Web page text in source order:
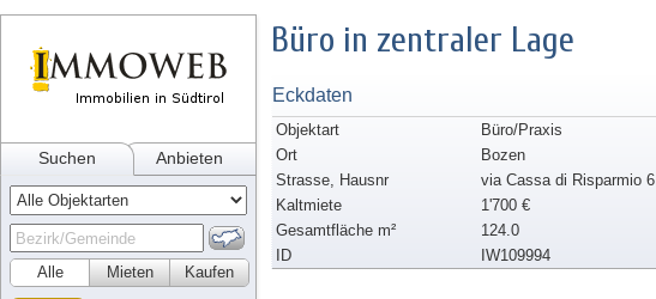
Suchen Anbieten
Alle Kaufen
Mieten
Büro in zentraler Lage
Eckdaten
Objektart
Büro/Praxis
Ort
Bozen
Strasse, Hausnr
via Cassa di Risparmio 6
Kaltmiete
1'700 €
Gesamtfläche m²
124.0
ID
IW109994